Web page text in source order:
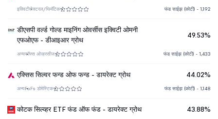
इक्विटीसेक्टरल/थिमॅटिक फंड साईझ (कोटी) - 1,192
डीएसपी वर्ल्ड गोल्ड माइनिंग ओवर्सीस इक्विटी ओमनी
एफओएफ - डीआइआर ग्रोथ
49.53%
अन्यफॉफ्स ओव्हरसीज फंड साईझ (कोटी) - 1,433
एक्सिस सिल्वर फन्ड ओफ फन्ड - डायरेक्ट ग्रोथ 44.02%
अन्यFoFs डोमेस्टिक फंड साईझ (कोटी) - 1,148
कोटक सिल्व्हर ETF फंड ऑफ फंड - डायरेक्ट ग्रोथ 43.88%